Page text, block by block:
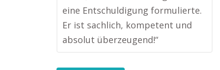
eine Entschuldigung formulierte.
Er ist sachlich, kompetent und
absolut überzeugend!“